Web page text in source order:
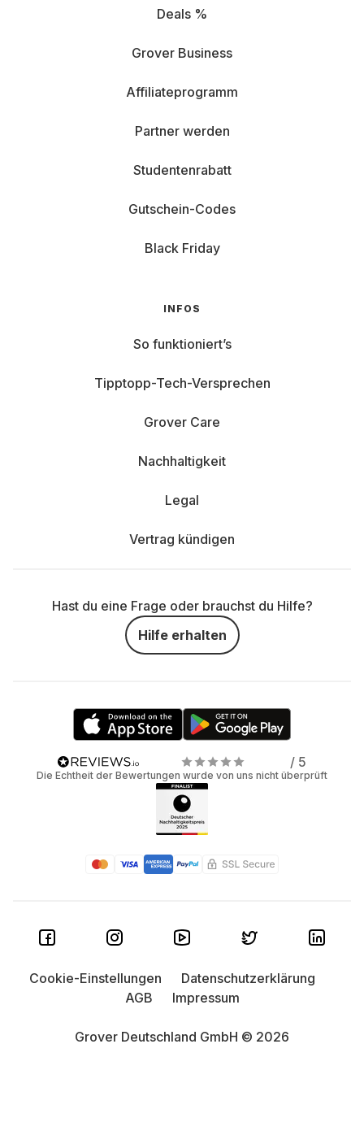
Deals %
Grover Business
Affiliateprogramm
Partner werden
Studentenrabatt
Gutschein-Codes
Black Friday
INFOS
So funktioniert’s
Tipptopp-Tech-Versprechen
Grover Care
Nachhaltigkeit
Legal
Vertrag kündigen
Hast du eine Frage oder brauchst du Hilfe?
Hilfe erhalten
/ 5
Die Echtheit der Bewertungen wurde von uns nicht überprüft
Grover Deutschland GmbH © 2026
Cookie-Einstellungen
Datenschutzerklärung
AGB
Impressum